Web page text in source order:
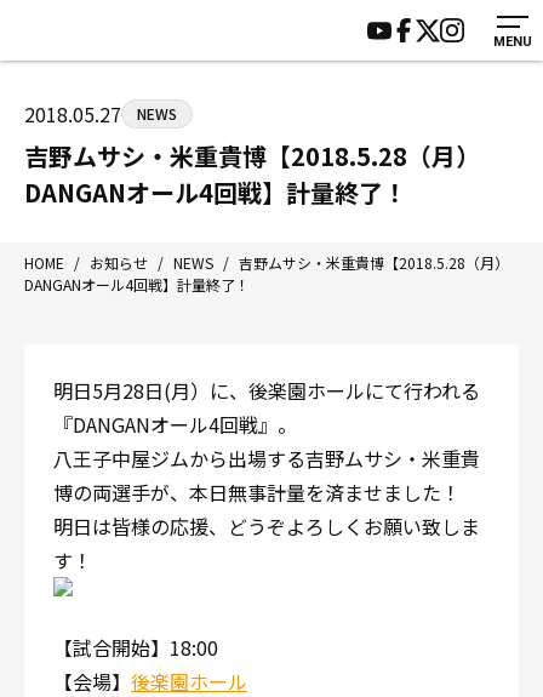
MENU
〒192-0072 東京都八王子市南町3-8 第2原嶋ビル1F
Tel/Fax：042-622-7222
営業時間：月〜土 14:00〜22:00 / 日・祝 14:00〜19:00
HOME
ジムについて
トレーニング
アマ・スパー各大会・キッズ
入会案内
見学・1日体験
施設紹介
会員様の声
よくあるご質問
サポーター募集
2018.05.27 NEWS
吉野ムサシ・米重貴博【2018.5.28（月）
DANGANオール4回戦】計量終了！
HOME / お知らせ / NEWS / 吉野ムサシ・米重貴博【2018.5.28（月）
DANGANオール4回戦】計量終了！
明日5月28日(月）に、後楽園ホールにて行われる
『DANGANオール4回戦』。
八王子中屋ジムから出場する吉野ムサシ・米重貴
博の両選手が、本日無事計量を済ませました！
明日は皆様の応援、どうぞよろしくお願い致しま
す！
【試合開始】18:00
【会場】 後楽園ホール